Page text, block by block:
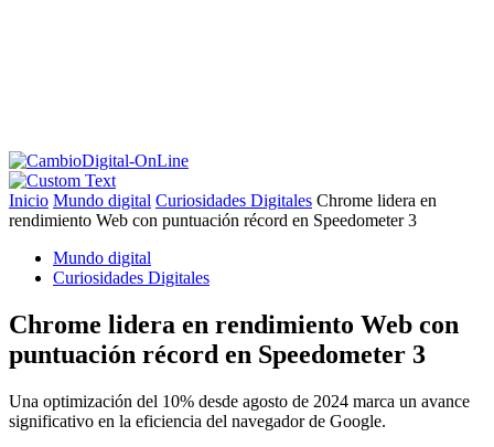
Inicio Mundo digital Curiosidades Digitales Chrome lidera en
rendimiento Web con puntuación récord en Speedometer 3
Mundo digital
Curiosidades Digitales
Chrome lidera en rendimiento Web con
puntuación récord en Speedometer 3
Una optimización del 10% desde agosto de 2024 marca un avance
significativo en la eficiencia del navegador de Google.